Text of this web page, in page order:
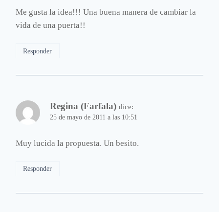
Me gusta la idea!!! Una buena manera de cambiar la
vida de una puerta!!
Responder
Regina (Farfala) dice:
25 de mayo de 2011 a las 10:51
Muy lucida la propuesta. Un besito.
Responder